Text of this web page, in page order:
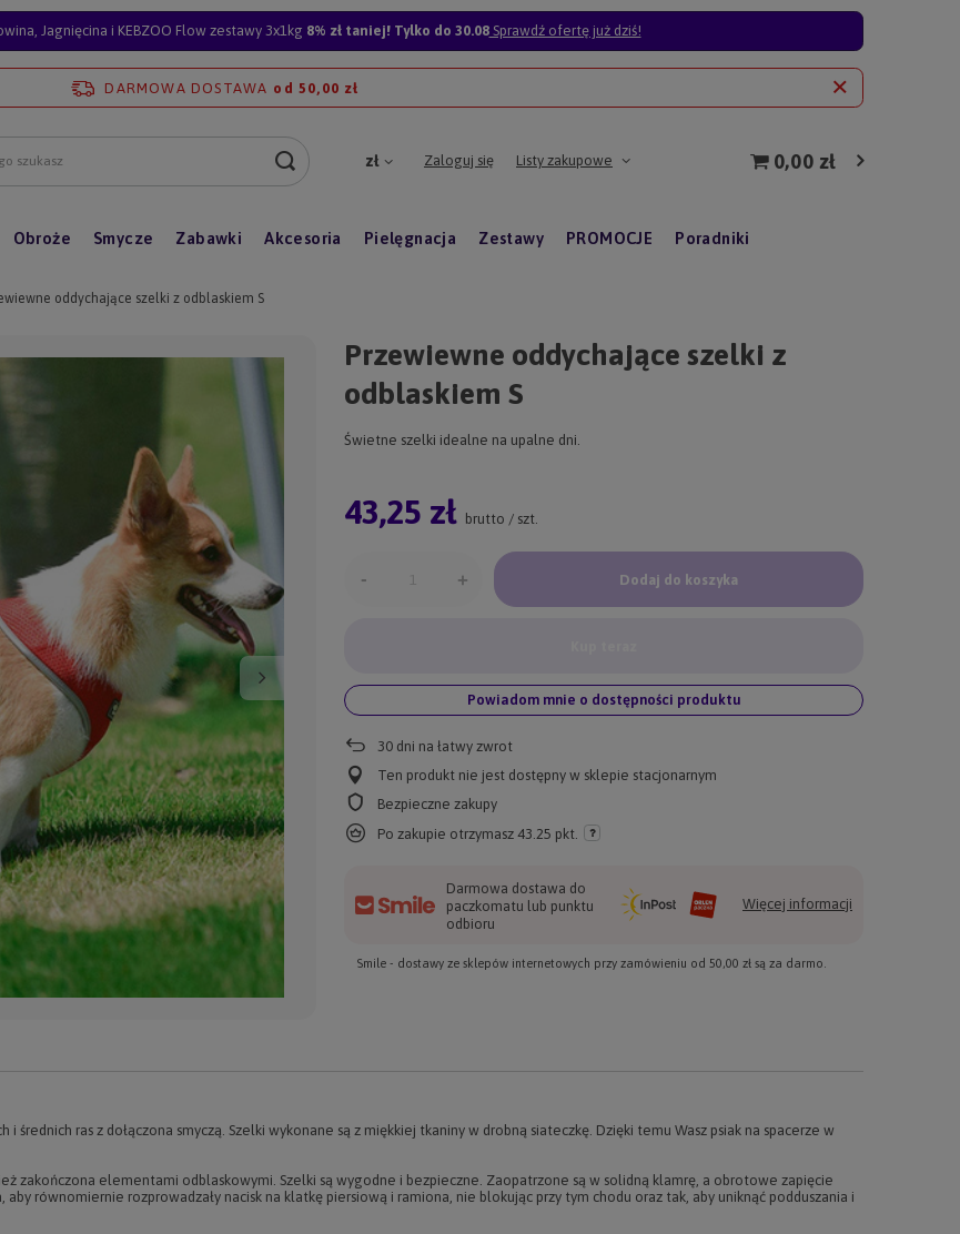
Jagnięcina i KEBZOO Flow zestawy 3x1kg 8% zł taniej! Tylko do 30.08Sprawdź ofertę już dziś!
DARMOWA DOSTAWA od 50,00 zł
zł Zaloguj się Listy zakupowe 0,00 zł
Obroże Smycze Zabawki Akcesoria Pielęgnacja Zestawy PROMOCJE Poradniki
oddychające szelki z odblaskiem S
Przewiewne oddychające szelki z
odblaskiem S
Świetne szelki idealne na upalne dni.
43,25 zł brutto / szt.
- + Dodaj do koszyka
Powiadom mnie o dostępności produktu
30 dni na łatwy zwrot
Ten produkt nie jest dostępny w sklepie stacjonarnym
Bezpieczne zakupy
Po zakupie otrzymasz 43.25 pkt.
Darmowa dostawa do
paczkomatu lub punktu
odbioru
Więcej informacji
Smile - dostawy ze sklepów internetowych przy zamówieniu od 50,00 zł są za darmo.
ras z dołączona smyczą. Szelki wykonane są z miękkiej tkaniny w drobną siateczkę. Dzięki temu Wasz psiak na spacerze w
zakończona elementami odblaskowymi. Szelki są wygodne i bezpieczne. Zaopatrzone są w solidną klamrę, a obrotowe zapięcie
równomiernie rozprowadzały nacisk na klatkę piersiową i ramiona, nie blokując przy tym chodu oraz tak, aby uniknąć podduszania i